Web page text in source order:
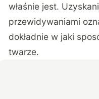
właśnie jest.
przewidywaniami
dokładnie w jaki
twarze.